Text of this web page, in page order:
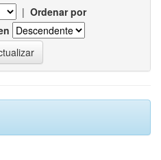
| Ordenar por